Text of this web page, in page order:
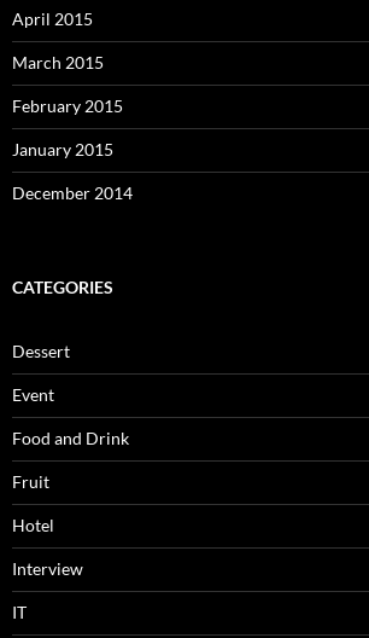
April 2015
March 2015
February 2015
January 2015
December 2014
CATEGORIES
Dessert
Event
Food and Drink
Fruit
Hotel
Interview
IT